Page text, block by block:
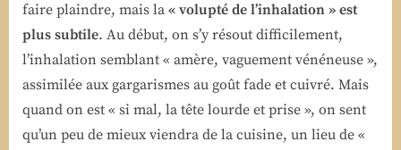
faire plaindre, mais la « volupté de l’inhalation » est
plus subtile. Au début, on s’y résout difficilement,
l’inhalation semblant « amère, vaguement vénéneuse »,
assimilée aux gargarismes au goût fade et cuivré. Mais
quand on est « si mal, la tête lourde et prise », on sent
qu’un peu de mieux viendra de la cuisine, un lieu de «